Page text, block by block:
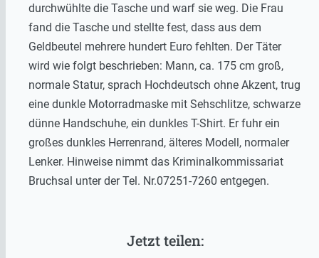
durchwühlte die Tasche und warf sie weg. Die Frau
fand die Tasche und stellte fest, dass aus dem
Geldbeutel mehrere hundert Euro fehlten. Der Täter
wird wie folgt beschrieben: Mann, ca. 175 cm groß,
normale Statur, sprach Hochdeutsch ohne Akzent, trug
eine dunkle Motorradmaske mit Sehschlitze, schwarze
dünne Handschuhe, ein dunkles T-Shirt. Er fuhr ein
großes dunkles Herrenrand, älteres Modell, normaler
Lenker. Hinweise nimmt das Kriminalkommissariat
Bruchsal unter der Tel. Nr.07251-7260 entgegen.